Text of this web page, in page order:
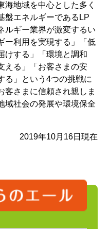
海地域を中心とした多く
盤エネルギーであるLP
ルギー業界が激変するい
ー利用を実現する」「低
けする」「環境と調和
える」「お客さまの安
る」という4つの挑戦に
客さまに信頼され親しま
域社会の発展や環境保全
2019年10月16日現在